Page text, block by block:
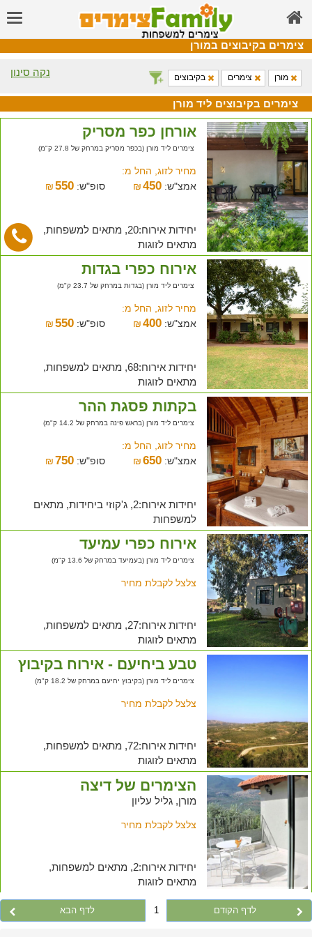
צימרים בקיבוצים במורן
נקה סינון מורן צימרים בקיבוצים
צימרים בקיבוצים ליד מורן
אורחן כפר מסריק
צימרים ליד מורן (בכפר מסריק במרחק של 27.8 ק"מ)
מחיר לזוג, החל מ:
אמצ"ש:
₪450 סופ"ש: ₪ 550
יחידות אירוח:20, מתאים למשפחות,
מתאים לזוגות
אירוח כפרי בגדות
צימרים ליד מורן (בגדות במרחק של 23.7 ק"מ)
מחיר לזוג, החל מ:
אמצ"ש:
₪400 סופ"ש: ₪ 550
יחידות אירוח:68, מתאים למשפחות,
מתאים לזוגות
בקתות פסגת ההר
צימרים ליד מורן (בראש פינה במרחק של 14.2 ק"מ)
מחיר לזוג, החל מ:
אמצ"ש:
₪650 סופ"ש: ₪ 750
יחידות אירוח:2, ג'קוזי ביחידות, מתאים
למשפחות
אירוח כפרי עמיעד
צימרים ליד מורן (בעמיעד במרחק של 13.6 ק"מ)
צלצל לקבלת מחיר
יחידות אירוח:27, מתאים למשפחות,
מתאים לזוגות
טבע ביחיעם - אירוח בקיבוץ
צימרים ליד מורן (בקיבוץ יחיעם במרחק של 18.2 ק"מ)
צלצל לקבלת מחיר
יחידות אירוח:72, מתאים למשפחות,
מתאים לזוגות
הצימרים של דיצה
מורן, גליל עליון
צלצל לקבלת מחיר
יחידות אירוח:2, מתאים למשפחות,
מתאים לזוגות
לדף הקודם 1 לדף הבא